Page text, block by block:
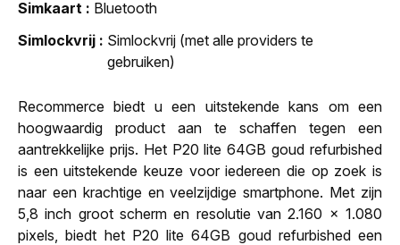
Simkaart
Bluetooth
Simlockvrij
Simlockvrij (met alle providers te
gebruiken)
Recommerce biedt u een uitstekende kans om een
hoogwaardig product aan te schaffen tegen een
aantrekkelijke prijs. Het P20 lite 64GB goud refurbished
is een uitstekende keuze voor iedereen die op zoek is
naar een krachtige en veelzijdige smartphone. Met zijn
5,8 inch groot scherm en resolutie van 2.160 x 1.080
pixels, biedt het P20 lite 64GB goud refurbished een